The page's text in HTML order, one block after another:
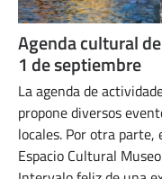
Agenda cultural
1 de septiembre
La agenda de
propone diversos
locales. Por otra
Espacio Cultural